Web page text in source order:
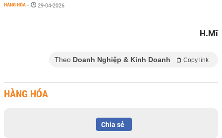
HÀNG HÓA - 29-04-2026
H.Mĩ
Theo Doanh Nghiệp & Kinh Doanh Copy link
HÀNG HÓA
Chia sẻ